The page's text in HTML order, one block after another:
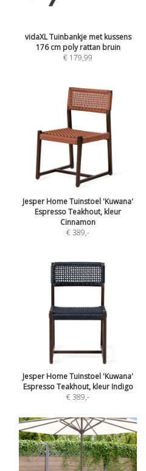
vidaXL Tuinbankje met kussens
176 cm poly rattan bruin
€ 179,99
Jesper Home Tuinstoel 'Kuwana'
Espresso Teakhout, kleur
Cinnamon
€ 389,-
Jesper Home Tuinstoel 'Kuwana'
Espresso Teakhout, kleur Indigo
€ 389,-